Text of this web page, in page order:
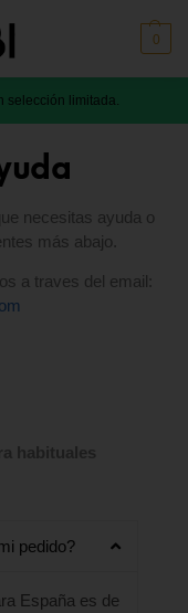
0
selección limitada.
necesitas ayuda o
más abajo.
a traves del email:
pedido?
España es de